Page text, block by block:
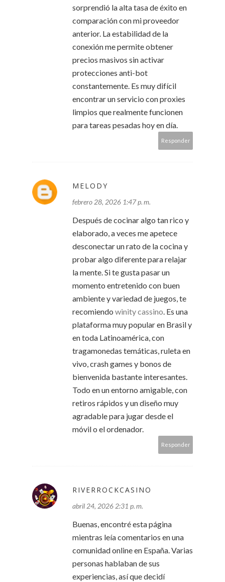
sorprendió la alta tasa de éxito en
comparación con mi proveedor
anterior. La estabilidad de la
conexión me permite obtener
precios masivos sin activar
protecciones anti-bot
constantemente. Es muy difícil
encontrar un servicio con proxies
limpios que realmente funcionen
para tareas pesadas hoy en día.
Responder
MELODY
febrero 28, 2026 1:47 p. m.
Después de cocinar algo tan rico y
elaborado, a veces me apetece
desconectar un rato de la cocina y
probar algo diferente para relajar
la mente. Si te gusta pasar un
momento entretenido con buen
ambiente y variedad de juegos, te
recomiendo winity cassino. Es una
plataforma muy popular en Brasil y
en toda Latinoamérica, con
tragamonedas temáticas, ruleta en
vivo, crash games y bonos de
bienvenida bastante interesantes.
Todo en un entorno amigable, con
retiros rápidos y un diseño muy
agradable para jugar desde el
móvil o el ordenador.
Responder
RIVERROCKCASINO
abril 24, 2026 2:31 p. m.
Buenas, encontré esta página
mientras leía comentarios en una
comunidad online en España. Varias
personas hablaban de sus
experiencias, así que decidí